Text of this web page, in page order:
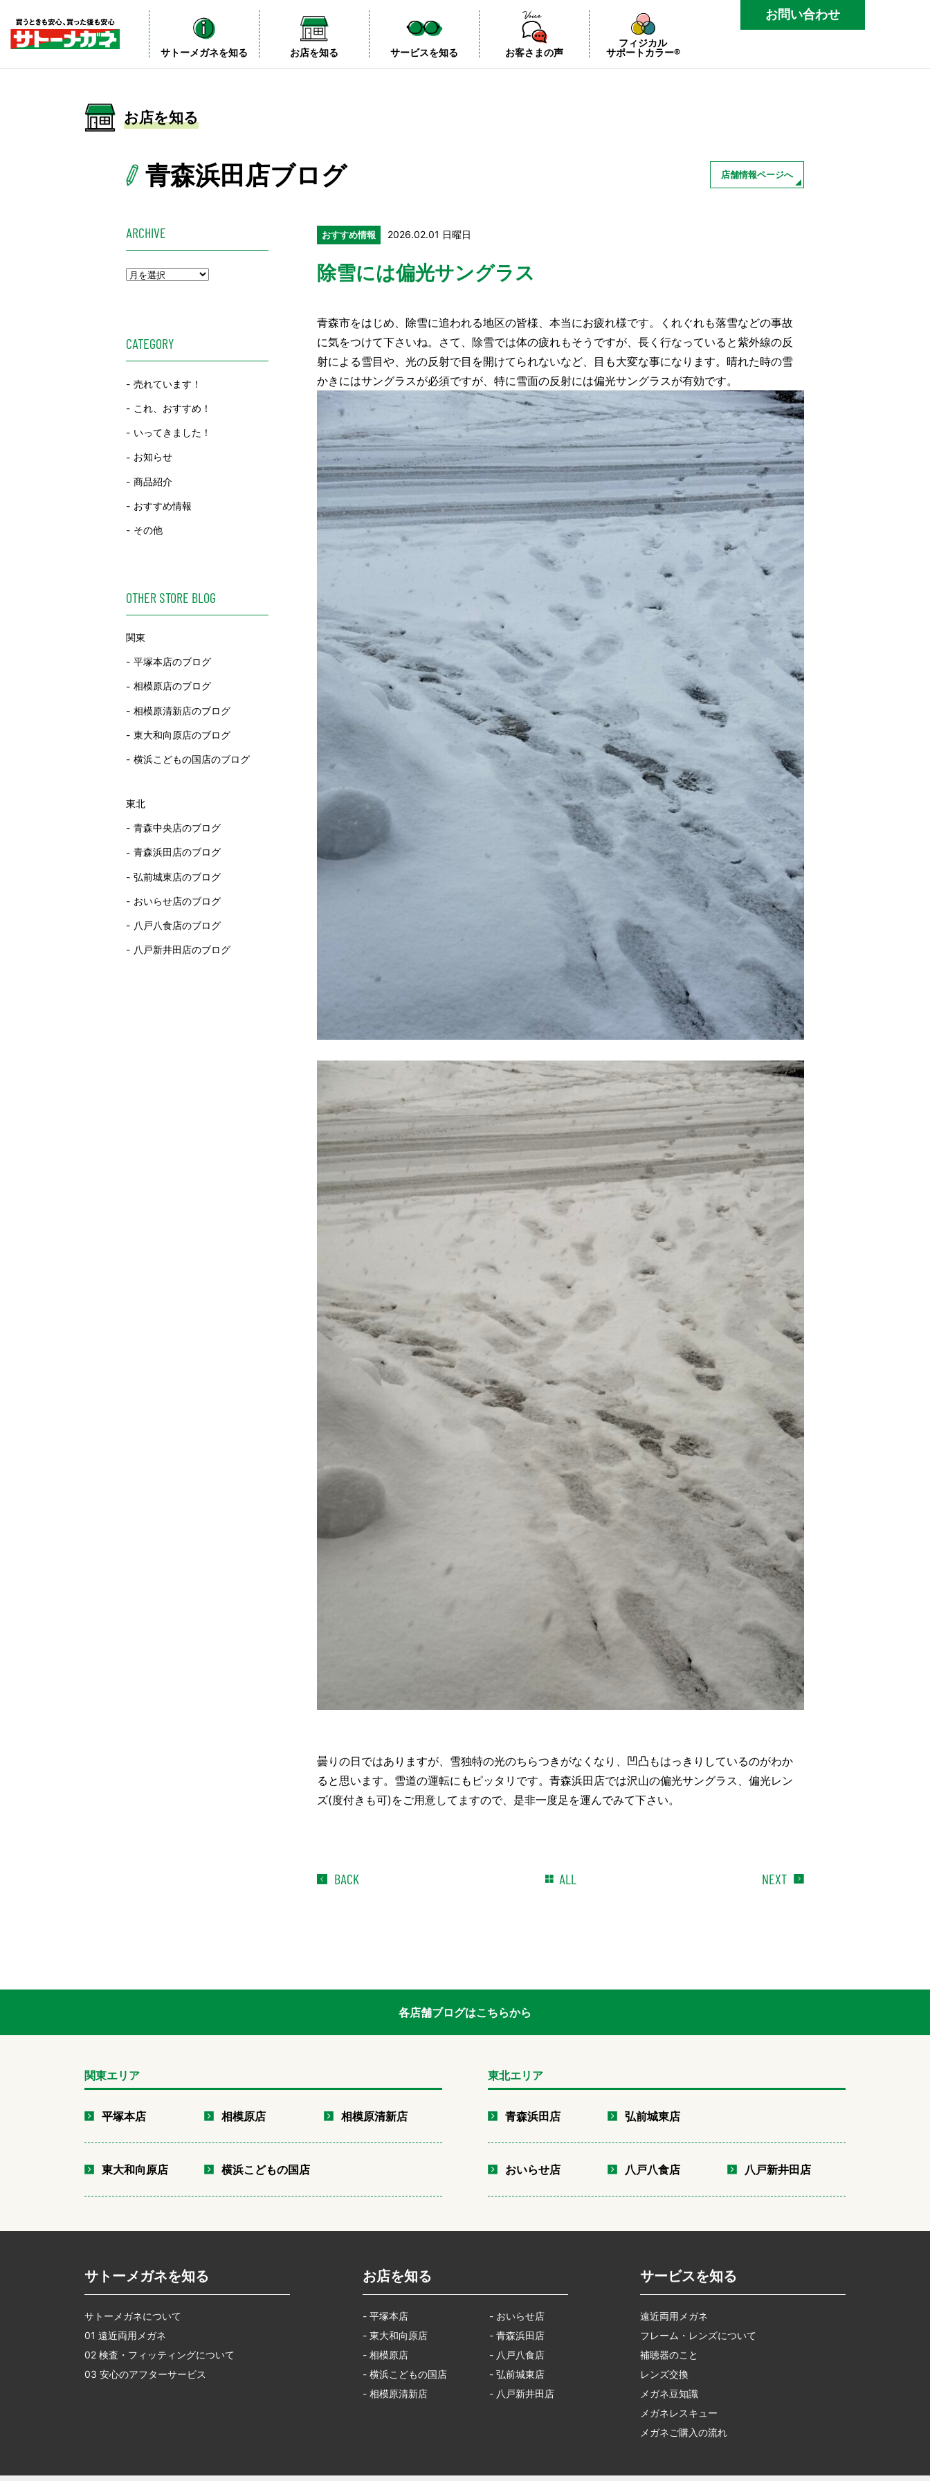
お問い合わせ
サトーメガネを知る お店を知る サービスを知る お客さまの声
フィジカル
サポートカラー®
お店を知る
青森浜田店ブログ 店舗情報ページへ
おすすめ情報 2026.02.01 日曜日
除雪には偏光サングラス
青森市をはじめ、除雪に追われる地区の皆様、本当にお疲れ様です。くれぐれも落雪などの事故
に気をつけて下さいね。さて、除雪では体の疲れもそうですが、長く行なっていると紫外線の反
射による雪目や、光の反射で目を開けてられないなど、目も大変な事になります。晴れた時の雪
かきにはサングラスが必須ですが、特に雪面の反射には偏光サングラスが有効です。
曇りの日ではありますが、雪独特の光のちらつきがなくなり、凹凸もはっきりしているのがわか
ると思います。雪道の運転にもピッタリです。青森浜田店では沢山の偏光サングラス、偏光レン
ズ(度付きも可)をご用意してますので、是非一度足を運んでみて下さい。
BACK ALL NEXT
ARCHIVE
CATEGORY
売れています！
これ、おすすめ！
いってきました！
お知らせ
商品紹介
おすすめ情報
その他
OTHER STORE BLOG
関東
平塚本店のブログ
相模原店のブログ
相模原清新店のブログ
東大和向原店のブログ
横浜こどもの国店のブログ
東北
青森中央店のブログ
青森浜田店のブログ
弘前城東店のブログ
おいらせ店のブログ
八戸八食店のブログ
八戸新井田店のブログ
各店舗ブログはこちらから
関東エリア
平塚本店 相模原店 相模原清新店
東大和向原店 横浜こどもの国店
東北エリア
青森浜田店 弘前城東店
おいらせ店 八戸八食店 八戸新井田店
サトーメガネを知る
サトーメガネについて
01 遠近両用メガネ
02 検査・フィッティングについて
03 安心のアフターサービス
お店を知る
- 平塚本店
- 東大和向原店
- 相模原店
- 横浜こどもの国店
- 相模原清新店
- おいらせ店
- 青森浜田店
- 八戸八食店
- 弘前城東店
- 八戸新井田店
サービスを知る
遠近両用メガネ
フレーム・レンズについて
補聴器のこと
レンズ交換
メガネ豆知識
メガネレスキュー
メガネご購入の流れ